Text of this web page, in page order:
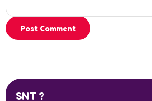
Post Comment
SNT ?